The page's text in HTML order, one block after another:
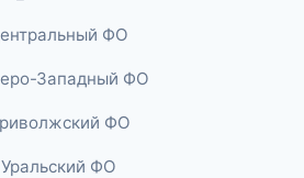
ФО
Западный ФО
ФО
Уральский ФО